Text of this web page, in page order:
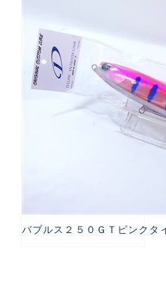
バブルス２５０ＧＴピンクタ